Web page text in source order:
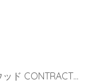
デッキ材として使用されたエバーエコウッド CONTRACTは、公共施設での使用を想定して設計されているので強度が強く、雨による腐りにも強く、屋外のデッキ材として最適です。